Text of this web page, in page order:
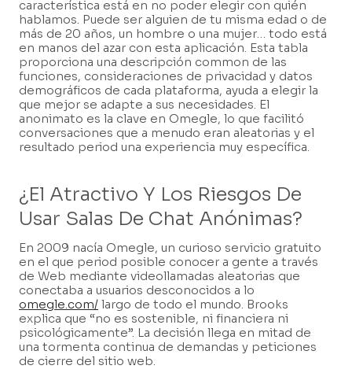
característica está en no poder elegir con quién
hablamos. Puede ser alguien de tu misma edad o de
más de 20 años, un hombre o una mujer… todo está
en manos del azar con esta aplicación. Esta tabla
proporciona una descripción common de las
funciones, consideraciones de privacidad y datos
demográficos de cada plataforma, ayuda a elegir la
que mejor se adapte a sus necesidades. El
anonimato es la clave en Omegle, lo que facilitó
conversaciones que a menudo eran aleatorias y el
resultado period una experiencia muy específica.
¿el Atractivo Y Los Riesgos De
Usar Salas De Chat Anónimas?
En 2009 nacía Omegle, un curioso servicio gratuito
en el que period posible conocer a gente a través
de Web mediante videollamadas aleatorias que
conectaba a usuarios desconocidos a lo
omegle.com/ largo de todo el mundo. Brooks
explica que “no es sostenible, ni financiera ni
psicológicamente”. La decisión llega en mitad de
una tormenta continua de demandas y peticiones
de cierre del sitio web.